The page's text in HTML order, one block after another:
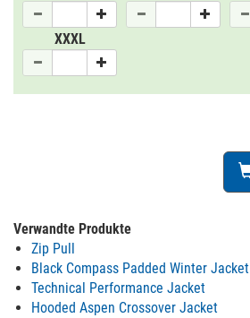
XXXL
Verwandte Produkte
Zip Pull
Black Compass Padded Winter Jacket
Technical Performance Jacket
Hooded Aspen Crossover Jacket